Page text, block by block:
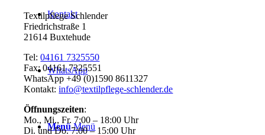
Kontakt
WhatsApp
Menü Menü
Textilpflege Schlender
Friedrichstraße 1
21614 Buxtehude
Tel:04161 7325550
Fax: 04161 7325551
WhatsApp +49 (0)1590 8611327
Kontakt:info@textilpflege-schlender.de
Öffnungszeiten:
Mo., Mi., Fr. 7:00 – 18:00 Uhr
Di. und Do. 7:00 – 15:00 Uhr